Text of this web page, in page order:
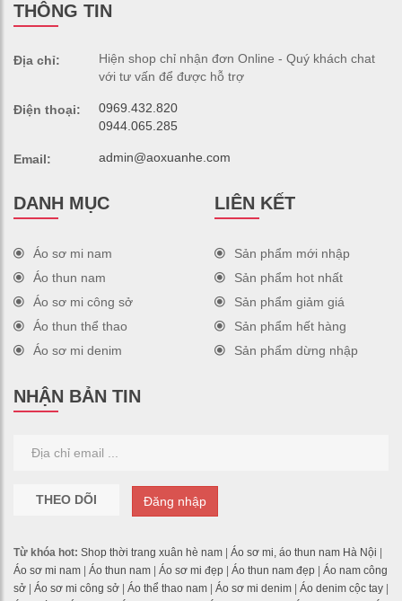
THÔNG TIN
Địa chỉ:
Hiện shop chỉ nhận đơn Online - Quý khách chat
với tư vấn để được hỗ trợ
Điện thoại:
0969.432.820
0944.065.285
Email: admin@aoxuanhe.com
DANH MỤC
Áo sơ mi nam
Áo thun nam
Áo sơ mi công sở
Áo thun thể thao
Áo sơ mi denim
LIÊN KẾT
Sản phẩm mới nhập
Sản phẩm hot nhất
Sản phẩm giảm giá
Sản phẩm hết hàng
Sản phẩm dừng nhập
NHẬN BẢN TIN
THEO DÕI Đăng nhập
Từ khóa hot: Shop thời trang xuân hè nam | Áo sơ mi, áo thun nam Hà Nội |
Áo sơ mi nam | Áo thun nam | Áo sơ mi đẹp | Áo thun nam đẹp | Áo nam công
sở | Áo sơ mi công sở | Áo thể thao nam | Áo sơ mi denim | Áo denim cộc tay |